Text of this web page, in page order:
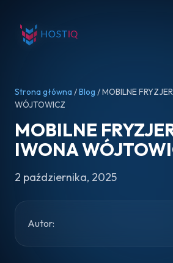
Strona główna /Blog / MOBILNE
WÓJTOWICZ
MOBILNE
IWONA
2 października, 2025
Autor: